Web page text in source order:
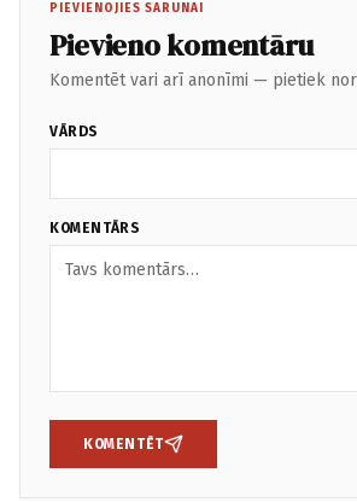
PIEVIENOJIES SARUNAI
Pievieno komentāru
Komentēt vari arī anonīmi — pietiek
VĀRDS
KOMENTĀRS
KOMENTĒT